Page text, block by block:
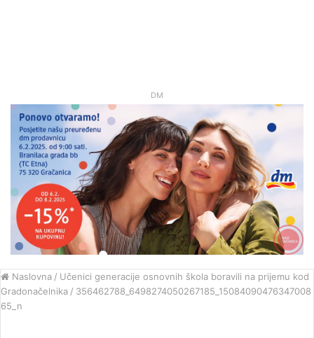
DM
Naslovna / Učenici generacije osnovnih škola boravili na prijemu kod
Gradonačelnika / 356462788_6498274050267185_15084090476347008
65_n